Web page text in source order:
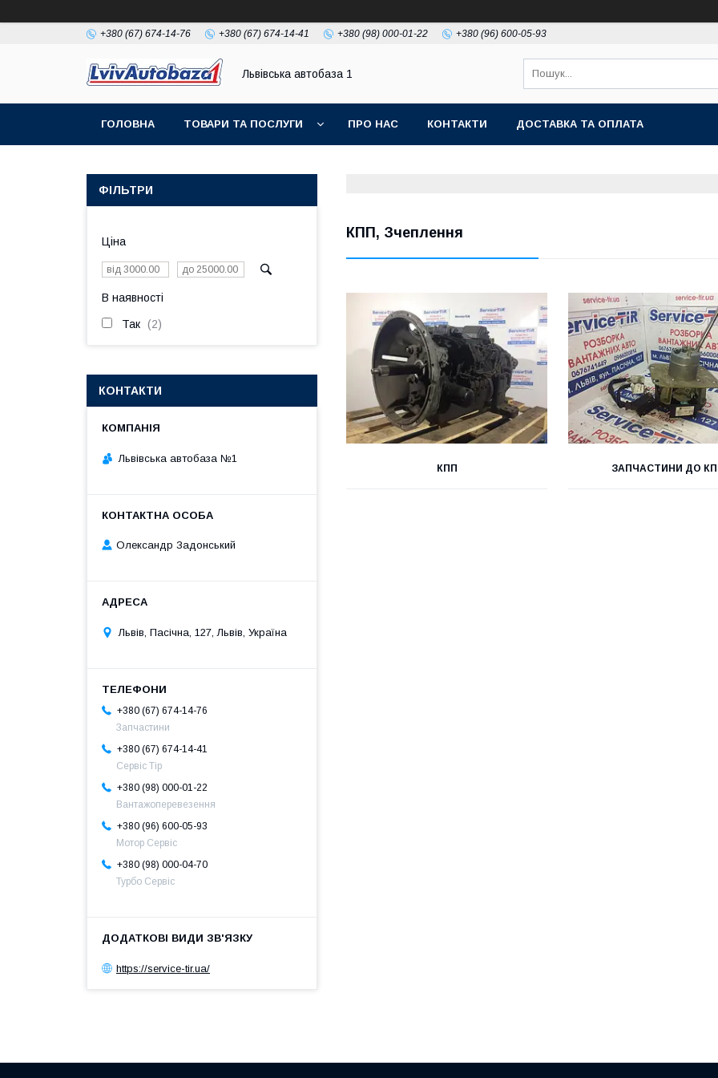
+380 (67) 674-14-76 +380 (67) 674-14-41 +380 (98) 000-01-22 +380 (96) 600-05-93
Львівська автобаза 1
ГОЛОВНА ТОВАРИ ТА ПОСЛУГИ ПРО НАС КОНТАКТИ ДОСТАВКА ТА ОПЛАТА
КПП, Зчеплення
КПП ЗАПЧАСТИНИ ДО
ФІЛЬТРИ
Ціна
В наявності
Так 2
КОНТАКТИ
Львівська автобаза №1
Олександр Задонський
Львів, Пасічна, 127, Львів, Україна
+380 (67) 674-14-76
Запчастини
+380 (67) 674-14-41
Сервіс Тір
+380 (98) 000-01-22
Вантажоперевезення
+380 (96) 600-05-93
Мотор Сервіс
+380 (98) 000-04-70
Турбо Сервіс
https://service-tir.ua/